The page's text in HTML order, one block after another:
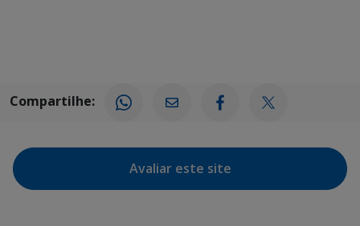
Compartilhe:
Avaliar este site